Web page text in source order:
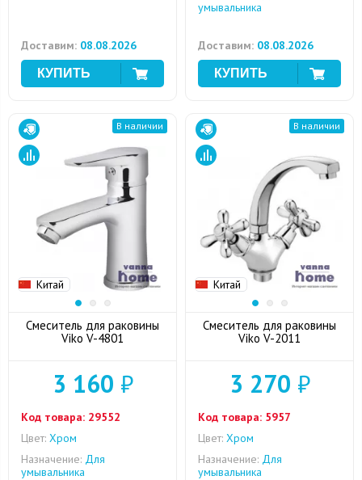
Доставим: 08.08.2026
умывальника
Доставим: 08.08.2026
Китай
В наличии
Смеситель для раковины
Viko V-4801
3 160 ₽
Код товара: 29552
Цвет: Хром
Назначение: Для
умывальника
Китай
В наличии
Смеситель для раковины
Viko V-2011
3 270 ₽
Код товара: 5957
Цвет: Хром
Назначение: Для
умывальника